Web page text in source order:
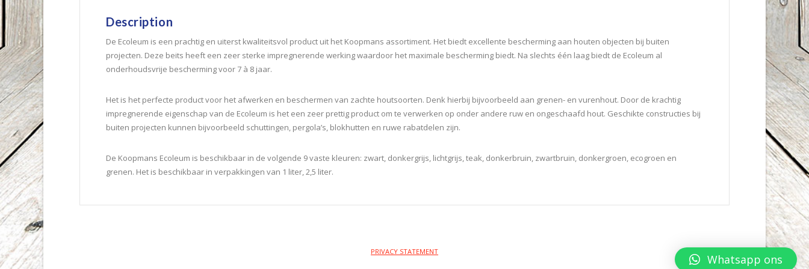
Description
De Ecoleum is een prachtig en uiterst kwaliteitsvol product uit het Koopmans assortiment. Het biedt excellente bescherming aan houten objecten bij buiten
projecten. Deze beits heeft een zeer sterke impregnerende werking waardoor het maximale bescherming biedt. Na slechts één laag biedt de Ecoleum al
onderhoudsvrije bescherming voor 7 à 8 jaar.
Het is het perfecte product voor het afwerken en beschermen van zachte houtsoorten. Denk hierbij bijvoorbeeld aan grenen- en vurenhout. Door de krachtig
impregnerende eigenschap van de Ecoleum is het een zeer prettig product om te verwerken op onder andere ruw en ongeschaafd hout. Geschikte constructies bij
buiten projecten kunnen bijvoorbeeld schuttingen, pergola’s, blokhutten en ruwe rabatdelen zijn.
De Koopmans Ecoleum is beschikbaar in de volgende 9 vaste kleuren: zwart, donkergrijs, lichtgrijs, teak, donkerbruin, zwartbruin, donkergroen, ecogroen en
grenen. Het is beschikbaar in verpakkingen van 1 liter, 2,5 liter.
PRIVACY STATEMENT
Whatsapp ons